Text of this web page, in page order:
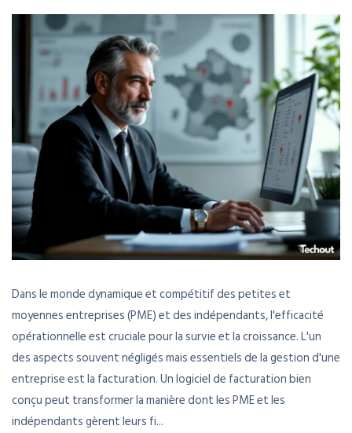
Dans le monde dynamique et compétitif des petites et
moyennes entreprises (PME) et des indépendants, l'efficacité
opérationnelle est cruciale pour la survie et la croissance. L'un
des aspects souvent négligés mais essentiels de la gestion d'une
entreprise est la facturation. Un logiciel de facturation bien
conçu peut transformer la manière dont les PME et les
indépendants gèrent leurs fi...